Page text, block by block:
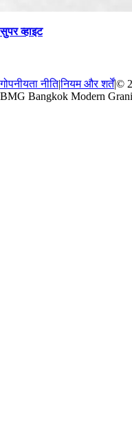
सुपर व्हाइट
गोपनीयता नीति|नियम और शर्तें|©
BMG Bangkok Modern